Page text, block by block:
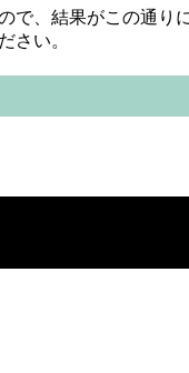
で、結果がこの通り
さい。